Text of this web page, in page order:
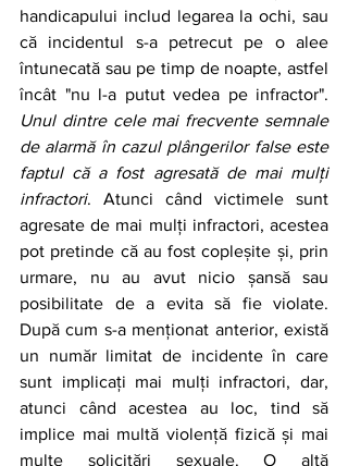
handicapului includ legarea la ochi, sau
că incidentul s-a petrecut pe o alee
întunecată sau pe timp de noapte, astfel
Unul dintre cele mai frecvente semnale
de alarmă în cazul plângerilor false este
faptul că a fost agresată de mai mulți
infractori. Atunci când victimele sunt
agresate de mai mulți infractori, acestea
pot pretinde că au fost copleșite și, prin
urmare, nu au avut nicio șansă sau
posibilitate de a evita să fie violate.
După cum s-a menționat anterior, există
un număr limitat de incidente în care
sunt implicați mai mulți infractori, dar,
atunci când acestea au loc, tind să
implice mai multă violență fizică și mai
multe solicitări sexuale. O altă